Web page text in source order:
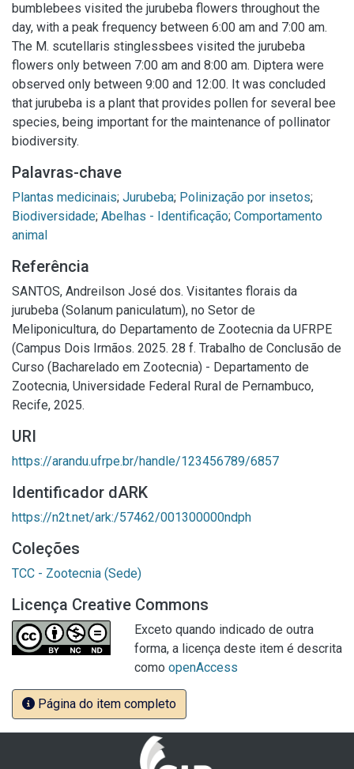
bumblebees visited the jurubeba flowers throughout the
day, with a peak frequency between 6:00 am and 7:00 am.
The M. scutellaris stinglessbees visited the jurubeba
flowers only between 7:00 am and 8:00 am. Diptera were
observed only between 9:00 and 12:00. It was concluded
that jurubeba is a plant that provides pollen for several bee
species, being important for the maintenance of pollinator
biodiversity.
Palavras-chave
Plantas medicinais; Jurubeba; Polinização por insetos;
Biodiversidade; Abelhas - Identificação; Comportamento
animal
Referência
SANTOS, Andreilson José dos. Visitantes florais da
jurubeba (Solanum paniculatum), no Setor de
Meliponicultura, do Departamento de Zootecnia da UFRPE
(Campus Dois Irmãos. 2025. 28 f. Trabalho de Conclusão de
Curso (Bacharelado em Zootecnia) - Departamento de
Zootecnia, Universidade Federal Rural de Pernambuco,
Recife, 2025.
URI
https://arandu.ufrpe.br/handle/123456789/6857
Identificador dARK
https://n2t.net/ark:/57462/001300000ndph
Coleções
TCC - Zootecnia (Sede)
Licença Creative Commons
Exceto quando indicado de outra
forma, a licença deste item é descrita
como openAccess
Página do item completo